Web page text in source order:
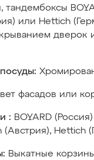
тандембоксы
или Hettich
дверок
фасадов или
: BOYARD
(Австрия), Hettich
Выкатные